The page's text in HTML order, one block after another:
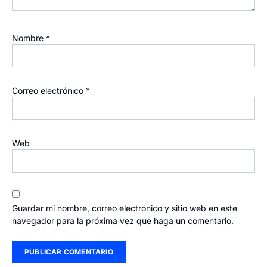
Nombre *
Correo electrónico *
Web
Guardar mi nombre, correo electrónico y sitio web en este
navegador para la próxima vez que haga un comentario.